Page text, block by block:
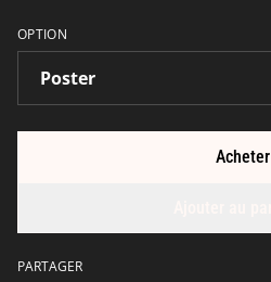
OPTION
Acheter
PARTAGER